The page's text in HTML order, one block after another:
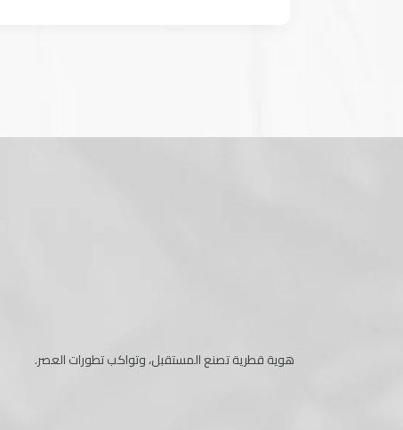
هوية قطرية تصنع المستقبل، وتواكب تطورات العصر.